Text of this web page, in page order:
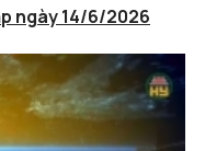
ngày 14/6/2026